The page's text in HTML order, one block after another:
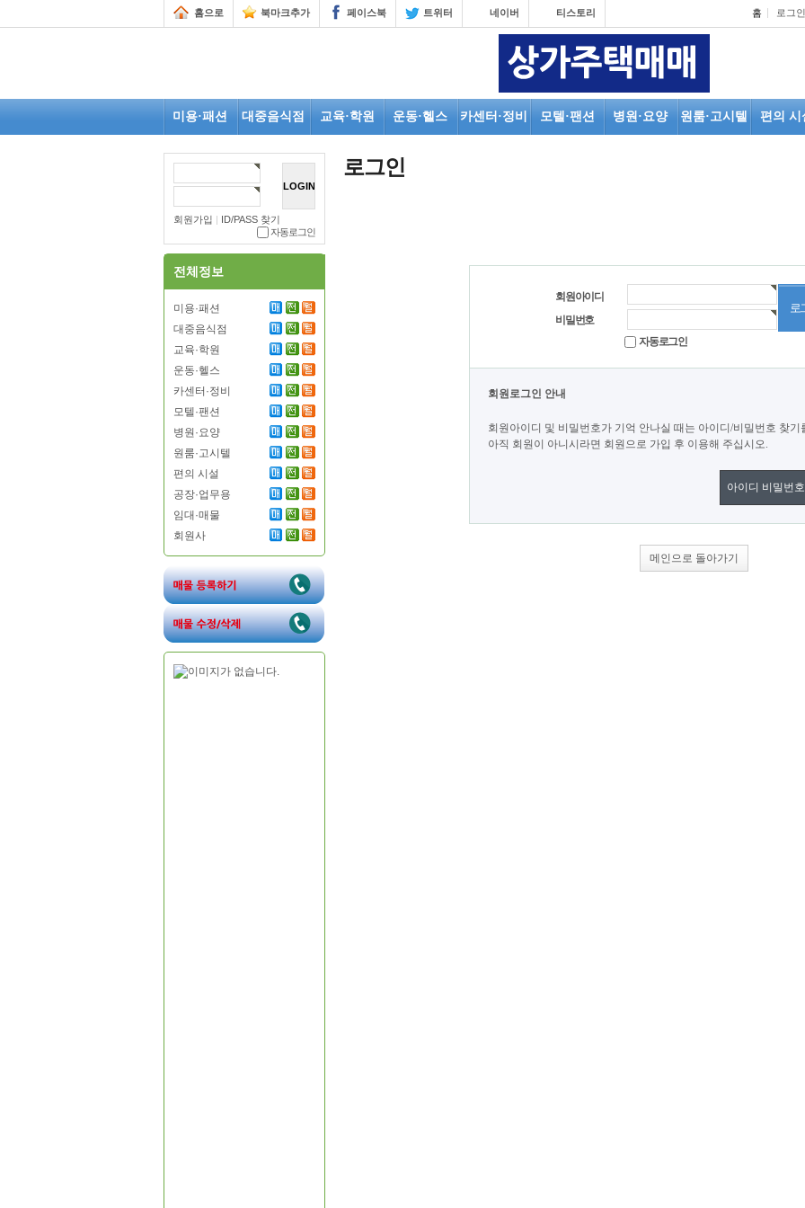
홈으로 북마크추가 페이스북 트위터 네이버 티스토리 홈 로그인
미용·패션 대중음식점 교육·학원 운동·헬스 카센터·정비 모텔·팬션 병원·요양 원룸·고시텔 편의 시
회원가입 | ID/PASS 찾기
자동로그인
전체정보
미용·패션
대중음식점
교육·학원
운동·헬스
카센터·정비
모텔·팬션
병원·요양
원룸·고시텔
편의 시설
공장·업무용
임대·매물
회원사
로그인
회원아이디
비밀번호
자동로그인
회원로그인 안내
회원아이디 및 비밀번호가 기억 안나실 때는 아이디/비밀번호 찾기
아직 회원이 아니시라면 회원으로 가입 후 이용해 주십시오.
아이디 비밀번호
메인으로 돌아가기